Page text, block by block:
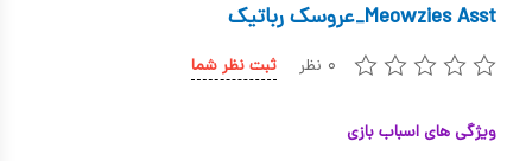
اسباب بازی علمی
Meowzies Asst_عروسک رباتیک
۰ نظر ثبت نظر شما
ویژگی های اسباب بازی